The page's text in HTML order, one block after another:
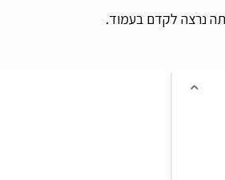
נרצה לקדם בעמוד.